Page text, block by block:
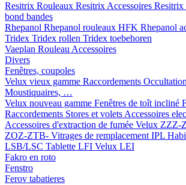
Resitrix Rouleaux Resitrix Accessoires Resitrix
bond bandes
Rhepanol Rhepanol rouleaux HFK Rhepanol
Tridex Tridex rollen Tridex toebehoren
Vaeplan Rouleau Accessoires
Divers
Fenêtres, coupoles
Velux vieux gamme Raccordements Occultation
Moustiquaires, …
Velux nouveau gamme Fenêtres de toît incliné
Raccordements Stores et volets Accessoires
Accessoires d'extraction de fumée Velux ZZZ-
ZOZ-ZTB- Vitrages de remplacement IPL
LSB/LSC Tablette LFI Velux LEI
Fakro en roto
Fenstro
Ferov tabatieres